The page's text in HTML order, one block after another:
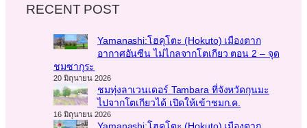
RECENT POST
Yamanashi:โฮคุโตะ (Hokuto) เมืองตาก
อากาศอันซีน ไม่ไกลจากโตเกียว ตอน 2 – จุด
ชมซากุระ
20 มิถุนายน 2026
ชมทุ่งลาเวนเดอร์ Tambara ที่จังหวัดกุนมะ
ไปจากโตเกียวได้ เปิดให้เข้าชมก.ค.
16 มิถุนายน 2026
Yamanashi:โฮคุโตะ (Hokuto) เมืองตาก